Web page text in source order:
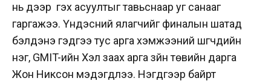
нь дээр үү гэх асуултыг тавьснаар уг санааг
гаргажээ. Үндэсний ялагчийг финалын шатад
бэлдэнэ гэдгээ тус арга хэмжээний шүүгчдийн
нэг, GMIT-ийн Хэл заах арга зүйн төвийн дарга
Жон Никсон мэдэгдлээ. Нэгдүгээр байрт